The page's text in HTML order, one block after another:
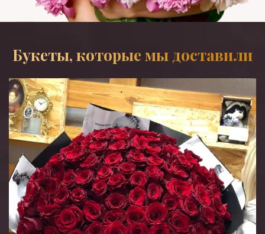
Букеты, которые мы доставили